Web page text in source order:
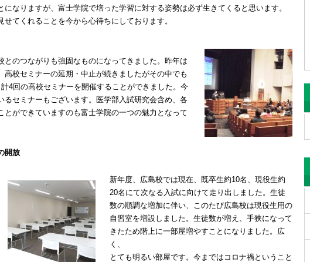
なりますが、富士学院で培った学習に対する姿勢は必ず生きてくると思います。
てくれることを今から心待ちにしております。
とのつながりも強固なものになってきました。昨年は
高校セミナーの延期・中止が続きましたがその中でも
4回の高校セミナーを開催することができました。今
るセミナーもございます。医学部入試研究会含め、各
とができていますのも富士学院の一つの魅力となって
開放
新年度、広島校では現在、既卒生約10名、現役生約
20名にて次なる入試に向けて走り出しました。生徒
数の順調な増加に伴い、このたび広島校は現役生用の
自習室を増設しました。生徒数が増え、手狭になって
きたため階上に一部屋増やすことになりました。広
く、
とても明るい部屋です。今まではコロナ禍ということ